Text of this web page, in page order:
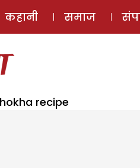
कहानी समाज
recipe